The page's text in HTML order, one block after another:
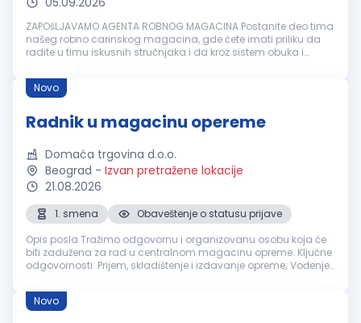
ZAPOšLJAVAMO AGENTA ROBNOG MAGACINA Postanite deo tima
našeg robno carinskog magacina, gde ćete imati priliku da
radite u timu iskusnih stručnjaka i da kroz sistem obuka i
svih bezbednosnih p...
Novo
Radnik u magacinu opereme
Domaća trgovina d.o.o.
Beograd - Izvan pretražene lokacije
21.08.2026
1. smena
Obaveštenje o statusu prijave
Opis posla Tražimo odgovornu i organizovanu osobu koja će
biti zadužena za rad u centralnom magacinu opreme. Ključne
odgovornosti: Prijem, skladištenje i izdavanje opreme; Vođenje
opreme; O...
Novo